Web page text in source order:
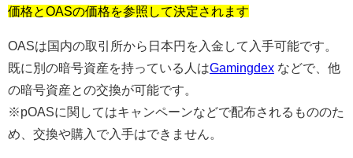
価格とOASの価格を参照して決定されます
OASは国内の取引所から日本円を入金して入手可能です。
既に別の暗号資産を持っている人はGamingdex などで、他
の暗号資産との交換が可能です。
※pOASに関してはキャンペーンなどで配布されるもののた
め、交換や購入で入手はできません。